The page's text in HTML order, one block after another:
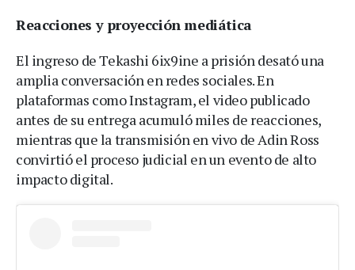
Reacciones y proyección mediática
El ingreso de Tekashi 6ix9ine a prisión desató una
amplia conversación en redes sociales. En
plataformas como Instagram, el video publicado
antes de su entrega acumuló miles de reacciones,
mientras que la transmisión en vivo de Adin Ross
convirtió el proceso judicial en un evento de alto
impacto digital.